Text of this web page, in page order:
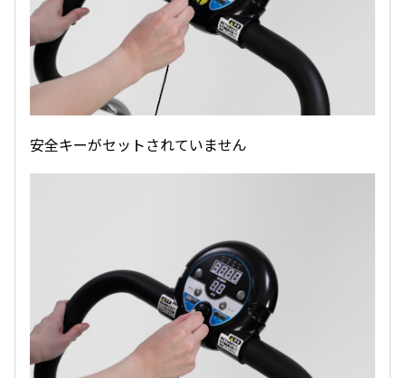
安全キーがセットされていません